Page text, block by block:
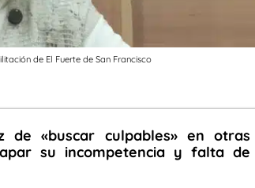
de El Fuerte de San Francisco
de «buscar culpables» en otras
su incompetencia y falta de